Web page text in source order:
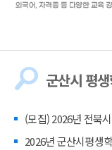
군산시 평
(모집) 2026년 전북
2026년 군산시평생